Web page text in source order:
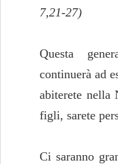
7,21-27)
Questa
continuerà ad
abiterete nella
figli, sarete
Ci saranno